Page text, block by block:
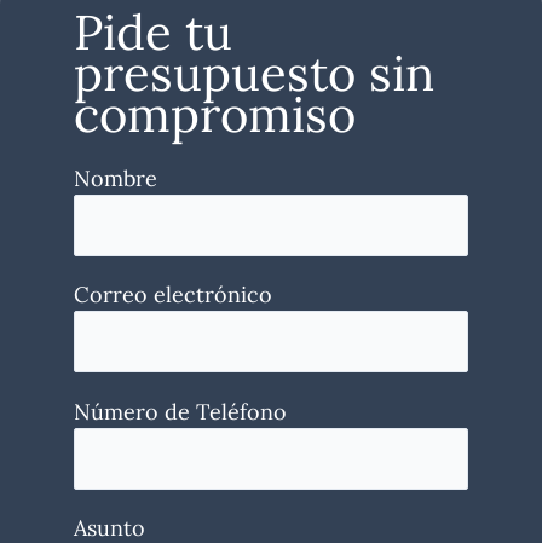
Pide tu
presupuesto sin
compromiso
Nombre
Correo electrónico
Número de Teléfono
Asunto